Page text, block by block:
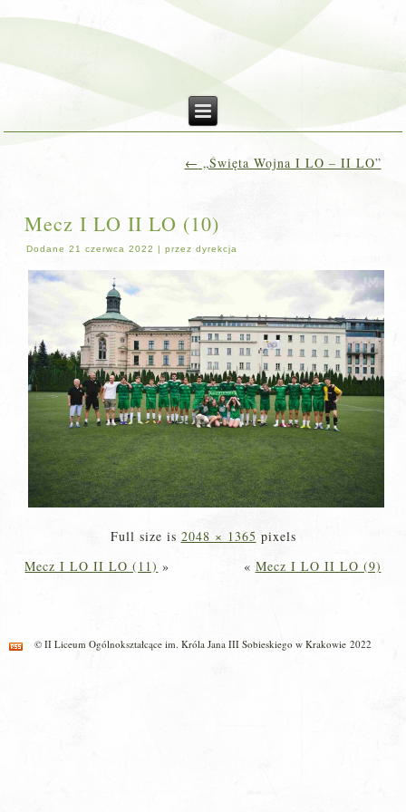
← „Święta Wojna I LO – II LO”
Mecz I LO II LO (10)
Dodane 21 czerwca 2022 |przez dyrekcja
Full size is 2048 × 1365 pixels
Mecz I LO II LO (11) » « Mecz I LO II LO (9)
© II Liceum Ogólnokształcące im. Króla Jana III Sobieskiego w Krakowie 2022